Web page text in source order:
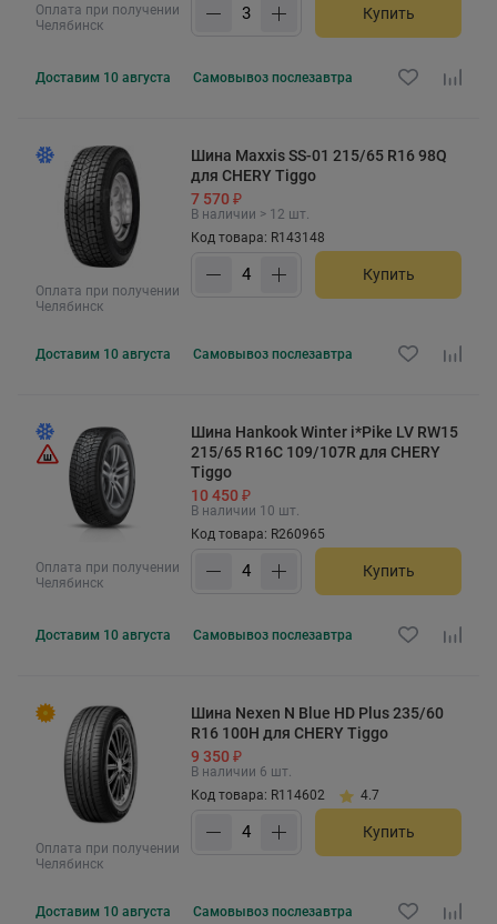
Оплата при получении
Челябинск
Купить
Доставим 10 августа Самовывоз послезавтра
Оплата при получении
Челябинск
Шина Maxxis SS-01 215/65 R16 98Q
для CHERY Tiggo
7 570 ₽
В наличии > 12 шт.
Код товара: R143148
Купить
Доставим 10 августа Самовывоз послезавтра
Оплата при получении
Челябинск
Шина Hankook Winter i*Pike LV RW15
215/65 R16C 109/107R для CHERY
Tiggo
10 450 ₽
В наличии 10 шт.
Код товара: R260965
Купить
Доставим 10 августа Самовывоз послезавтра
Оплата при получении
Челябинск
Шина Nexen N Blue HD Plus 235/60
R16 100H для CHERY Tiggo
9 350 ₽
В наличии 6 шт.
Код товара: R114602
4.7
Купить
Доставим 10 августа Самовывоз послезавтра